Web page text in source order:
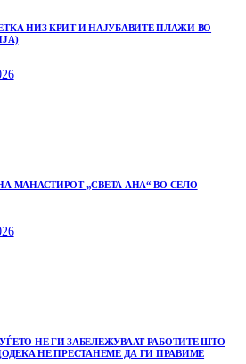
НИЗ КРИТ И НАЈУБАВИТЕ ПЛАЖИ ВО
МАНАСТИРОТ „СВЕТА АНА“ ВО СЕЛО
НЕ ГИ ЗАБЕЛЕЖУВААТ РАБОТИТЕ ШТО
НЕ ПРЕСТАНЕМЕ ДА ГИ ПРАВИМЕ